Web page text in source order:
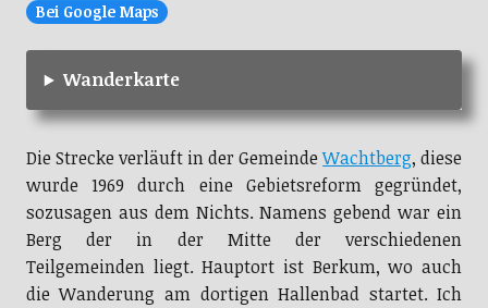
Bei Google Maps
Wanderkarte
Die Strecke verläuft in der GemeindeWachtberg, diese
wurde 1969 durch eine Gebietsreform gegründet,
sozusagen aus dem Nichts. Namens gebend war ein
Berg der in der Mitte der verschiedenen
Teilgemeinden liegt. Hauptort ist Berkum, wo auch
die Wanderung am dortigen Hallenbad startet. Ich